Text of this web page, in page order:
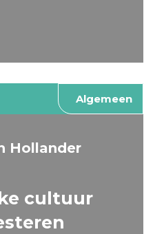
Algemeen
Hollander
cultuur